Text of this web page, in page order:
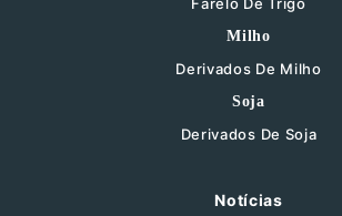
Milho
Derivados De Milho
Soja
Derivados De Soja
Notícias